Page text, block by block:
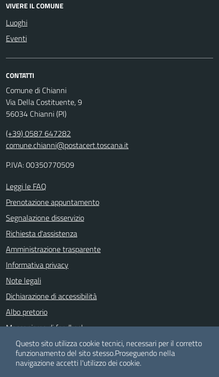
VIVERE IL COMUNE
Luoghi
Eventi
CONTATTI
Comune di Chianni
Via Della Costituente, 9
56034 Chianni (PI)
(+39) 0587 647282
comune.chianni@postacert.toscana.it
P.IVA: 00350770509
Leggi le FAQ
Prenotazione appuntamento
Segnalazione disservizio
Richiesta d'assistenza
Amministrazione trasparente
Informativa privacy
Note legali
Dichiarazione di accessibilità
Albo pretorio
Meccanismo di feedback
Whistle Blowing
Questo sito utilizza cookie tecnici, necessari per il corretto
funzionamento del sito stesso.Proseguendo nella
navigazione accetti l'utilizzo dei cookie.